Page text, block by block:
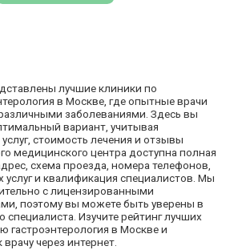
лучшие клиники по
в Москве, где опытные врачи
заболеваниями. Здесь вы
вариант, учитывая
стоимость лечения и отзывы
медицинского центра доступна полная
схема проезда, номера телефонов,
услуг и квалификация специалистов. Мы
с лицензированными
поэтому вы можете быть уверены в
Изучите рейтинг лучших
гастроэнтерология в Москве и
через интернет.